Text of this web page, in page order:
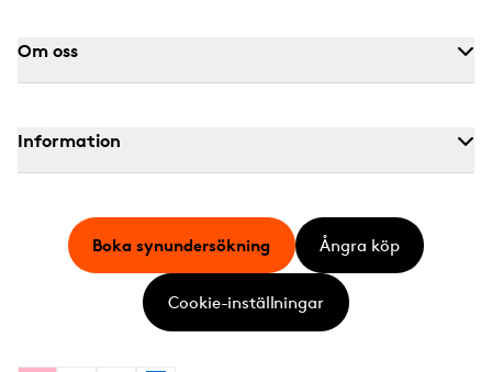
Om oss
Information
Boka synundersökning Ångra köp
Cookie-inställningar